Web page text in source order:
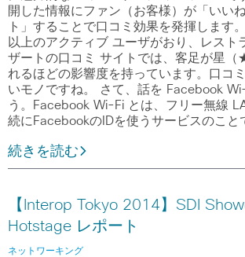
開した情報にファン（お客様）が「いい
ト」することで口コミ効果を発揮します
以上のアクティブ ユーザがおり、レスト
ザートの口コミ サイトでは、客足が星（
れるほどの影響度を持っています。口コ
いモノですね。 さて、話を Facebook
う。Facebook Wi-Fi とは、フリー無線
続にFacebookのIDを使うサービスのこと
続きを読む
【Interop Tokyo 2014】SDI
Hotstage レポート
ネットワーキング